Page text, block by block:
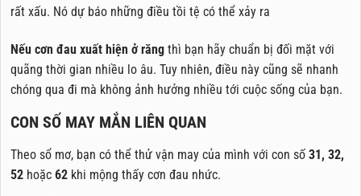
rất xấu. Nó dự báo những điều tồi tệ có thể xảy ra
Nếu cơn đau xuất hiện ở răng thì bạn hãy chuẩn bị đối mặt với
quãng thời gian nhiều lo âu. Tuy nhiên, điều này cũng sẽ nhanh
chóng qua đi mà không ảnh hưởng nhiều tới cuộc sống của bạn.
CON SỐ MAY MẮN LIÊN QUAN
Theo sổ mơ, bạn có thể thử vận may của mình với con số 31, 32,
52 hoặc 62 khi mộng thấy cơn đau nhức.